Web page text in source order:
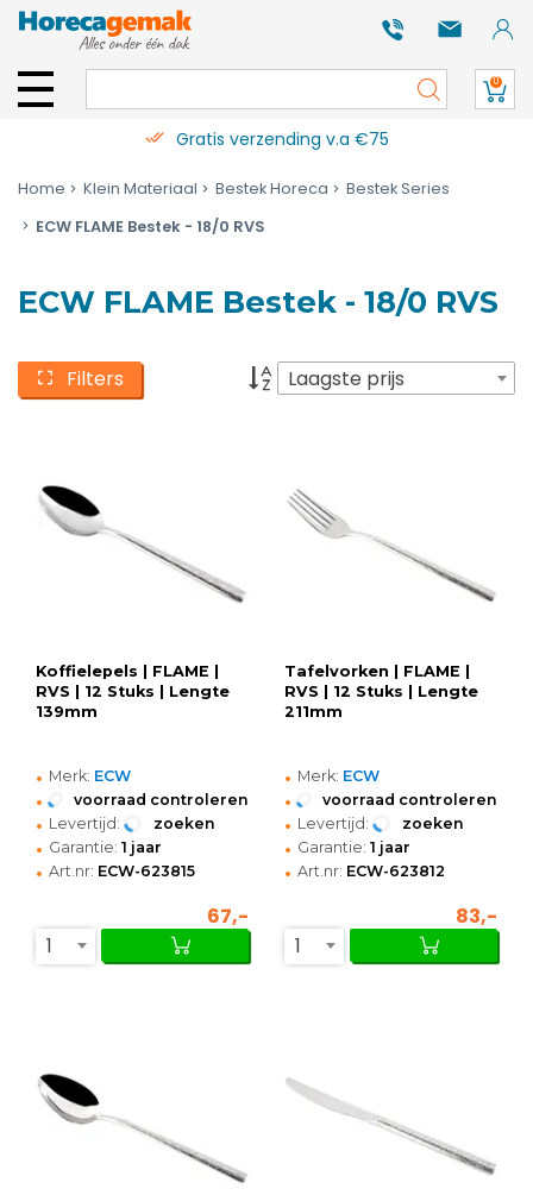
0
Gratis verzending v.a €75
Home Klein Materiaal Bestek Horeca
Bestek Series
ECW FLAME Bestek - 18/0 RVS
ECW FLAME Bestek - 18/0 RVS
Filters Laagste prijs
Koffielepels | FLAME |
RVS | 12 Stuks | Lengte
139mm
• Merk: ECW
• voorraad controleren
• Levertijd: zoeken
• Garantie: 1 jaar
• Art.nr: ECW-623815
67,-
1
Tafelvorken | FLAME |
RVS | 12 Stuks | Lengte
211mm
• Merk: ECW
• voorraad controleren
• Levertijd: zoeken
• Garantie: 1 jaar
• Art.nr: ECW-623812
83,-
1